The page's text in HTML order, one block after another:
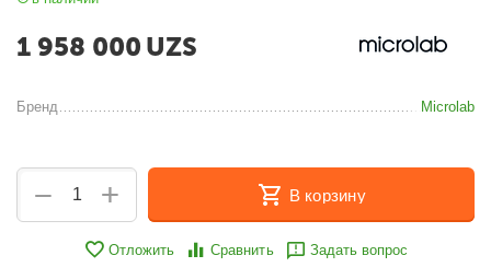
1 958 000 UZS
Бренд Microlab
+
− В корзину
Отложить Сравнить Задать вопрос